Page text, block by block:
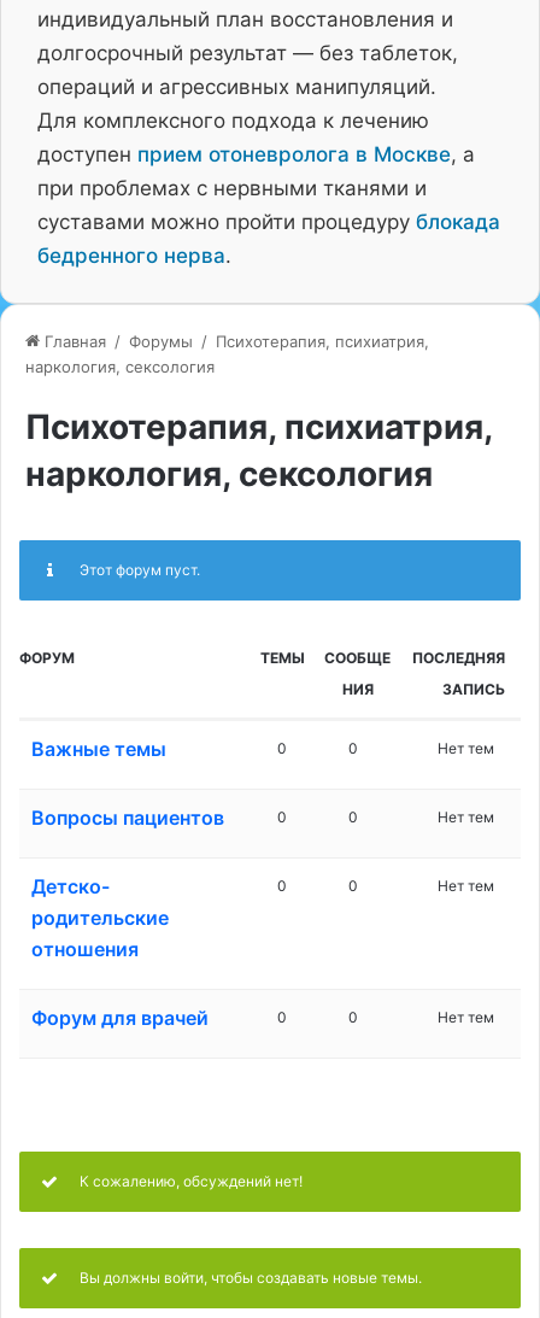
индивидуальный план восстановления и
долгосрочный результат — без таблеток,
операций и агрессивных манипуляций.
Для комплексного подхода к лечению
доступен прием отоневролога в Москве, а
при проблемах с нервными тканями и
суставами можно пройти процедуру блокада
бедренного нерва.
Главная / Форумы / Психотерапия, психиатрия,
наркология, сексология
Психотерапия, психиатрия,
наркология, сексология
Этот форум пуст.
ФОРУМ ТЕМЫ
СООБЩЕ
НИЯ
ПОСЛЕДНЯЯ
ЗАПИСЬ
Важные темы 0 0 Нет тем
Вопросы пациентов 0 0 Нет тем
Детско-
родительские
отношения
0 0 Нет тем
Форум для врачей 0 0 Нет тем
К сожалению, обсуждений нет!
Вы должны войти, чтобы создавать новые темы.